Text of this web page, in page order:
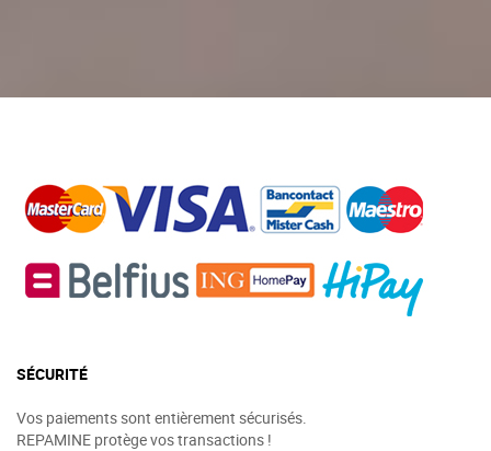
SÉCURITÉ
Vos paiements sont entièrement sécurisés.
REPAMINE protège vos transactions !